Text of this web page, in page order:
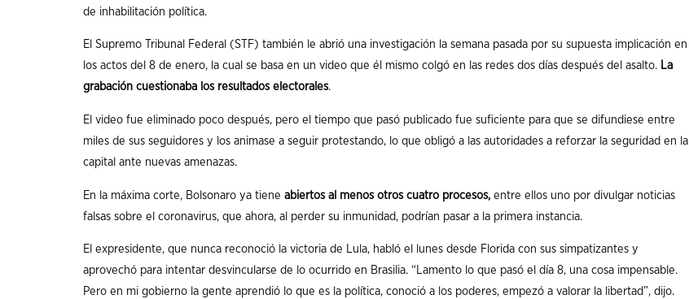
de inhabilitación política.
El Supremo Tribunal Federal (STF) también le abrió una investigación la semana pasada por su supuesta implicación en
los actos del 8 de enero, la cual se basa en un video que él mismo colgó en las redes dos días después del asalto. La
grabación cuestionaba los resultados electorales.
El video fue eliminado poco después, pero el tiempo que pasó publicado fue suficiente para que se difundiese entre
miles de sus seguidores y los animase a seguir protestando, lo que obligó a las autoridades a reforzar la seguridad en la
capital ante nuevas amenazas.
En la máxima corte, Bolsonaro ya tiene abiertos al menos otros cuatro procesos, entre ellos uno por divulgar noticias
falsas sobre el coronavirus, que ahora, al perder su inmunidad, podrían pasar a la primera instancia.
El expresidente, que nunca reconoció la victoria de Lula, habló el lunes desde Florida con sus simpatizantes y
aprovechó para intentar desvincularse de lo ocurrido en Brasilia. “Lamento lo que pasó el día 8, una cosa impensable.
Pero en mi gobierno la gente aprendió lo que es la política, conoció a los poderes, empezó a valorar la libertad”, dijo.